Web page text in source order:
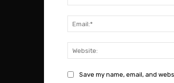
Save my name, email, and